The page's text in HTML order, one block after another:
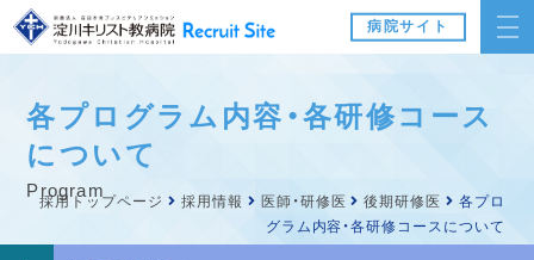
病院サイト
各プログラム内容・各研修コース
について
program
採用トップページ 採用情報 医師・研修医 後期研修医
各プロ
グラム内容・各研修コースについて